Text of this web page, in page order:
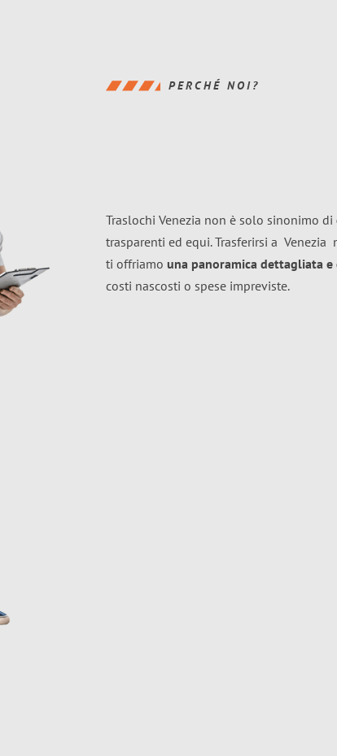
PERCHÉ NOI?
Traslochi Venezia non è solo sinonimo di
trasparenti ed equi. Trasferirsi a Venezia
ti offriamo una panoramica dettagliata e
costi nascosti o spese impreviste.